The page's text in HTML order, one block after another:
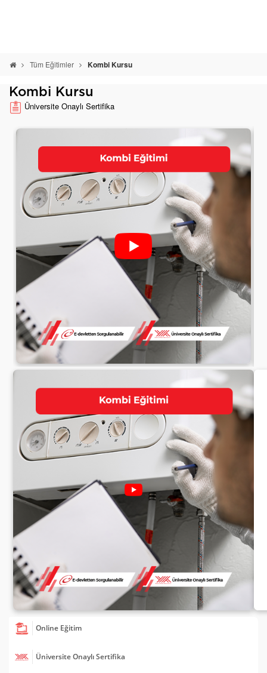
Tüm Eğitimler Kombi Kursu
Kombi Kursu
Üniversite Onaylı Sertifika
Üniversite Onaylı Sertifika
Online Eğitim